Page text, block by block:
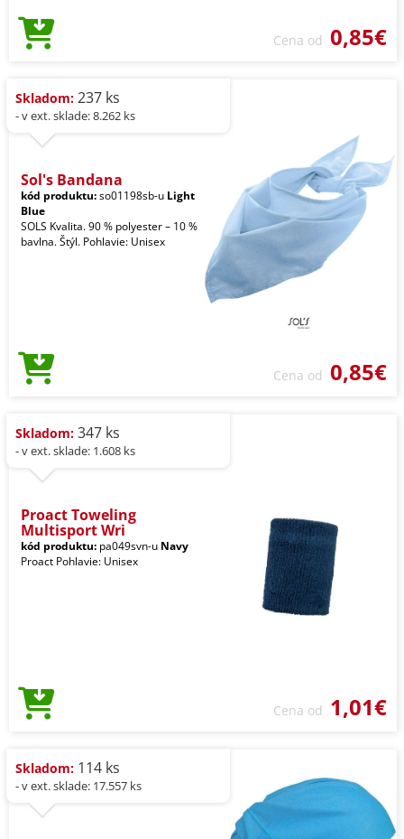
Cena od 0,85€
Skladom: 237 ks
- v ext. sklade: 8.262 ks
Sol's Bandana
kód produktu:so01198sb-u Light
Blue
SOLS Kvalita. 90 % polyester – 10 %
bavlna. Štýl. Pohlavie: Unisex
Cena od 0,85€
Skladom: 347 ks
- v ext. sklade: 1.608 ks
Proact Toweling
Multisport Wri
kód produktu: pa049svn-u Navy
Proact Pohlavie: Unisex
Cena od 1,01€
Skladom: 114 ks
- v ext. sklade: 17.557 ks